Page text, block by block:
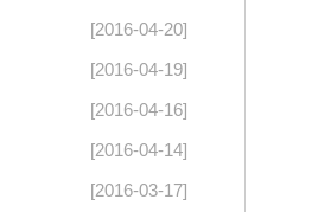
[2016-04-20]
[2016-04-19]
[2016-04-16]
[2016-04-14]
[2016-03-17]